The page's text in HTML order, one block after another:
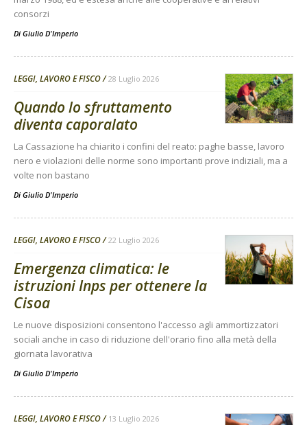
consorzi
Di Giulio D'Imperio
LEGGI, LAVORO E FISCO 28 Luglio 2026
Quando lo sfruttamento
diventa caporalato
La Cassazione ha chiarito i confini del reato: paghe basse, lavoro
nero e violazioni delle norme sono importanti prove indiziali, ma a
volte non bastano
Di Giulio D'Imperio
LEGGI, LAVORO E FISCO 22 Luglio 2026
Emergenza climatica: le
istruzioni Inps per ottenere la
Cisoa
Le nuove disposizioni consentono l'accesso agli ammortizzatori
sociali anche in caso di riduzione dell'orario fino alla metà della
giornata lavorativa
Di Giulio D'Imperio
LEGGI, LAVORO E FISCO 13 Luglio 2026